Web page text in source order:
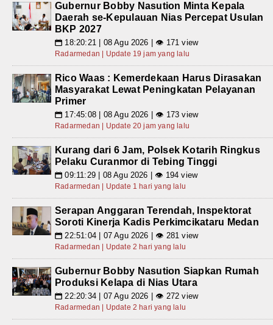
Gubernur Bobby Nasution Minta Kepala
Daerah se-Kepulauan Nias Percepat Usulan
BKP 2027
📅 18:20:21 | 08 Agu 2026 | 👁 171 view
Radarmedan | Update 19 jam yang lalu
Rico Waas : Kemerdekaan Harus Dirasakan
Masyarakat Lewat Peningkatan Pelayanan
Primer
📅 17:45:08 | 08 Agu 2026 | 👁 173 view
Radarmedan | Update 20 jam yang lalu
Kurang dari 6 Jam, Polsek Kotarih Ringkus
Pelaku Curanmor di Tebing Tinggi
📅 09:11:29 | 08 Agu 2026 | 👁 194 view
Radarmedan | Update 1 hari yang lalu
Serapan Anggaran Terendah, Inspektorat
Soroti Kinerja Kadis Perkimcikataru Medan
📅 22:51:04 | 07 Agu 2026 | 👁 281 view
Radarmedan | Update 2 hari yang lalu
Gubernur Bobby Nasution Siapkan Rumah
Produksi Kelapa di Nias Utara
📅 22:20:34 | 07 Agu 2026 | 👁 272 view
Radarmedan | Update 2 hari yang lalu